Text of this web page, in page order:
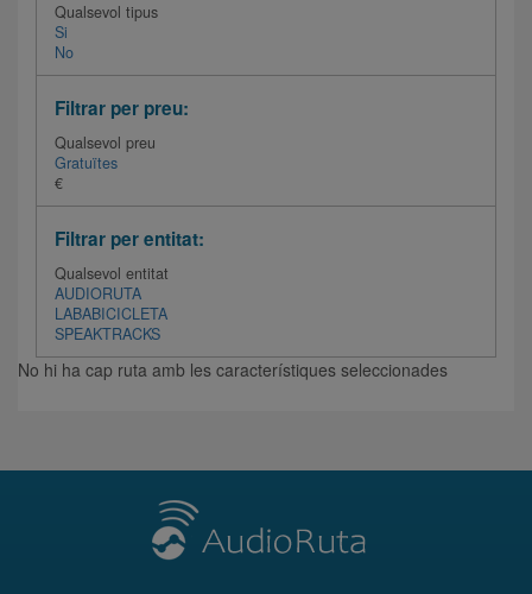
Qualsevol tipus
Si
No
Filtrar per preu:
Qualsevol preu
Gratuïtes
€
Filtrar per entitat:
Qualsevol entitat
AUDIORUTA
LABABICICLETA
SPEAKTRACKS
No hi ha cap ruta amb les característiques seleccionades